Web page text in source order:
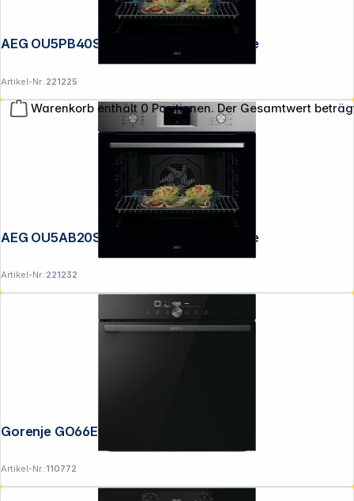
Warenkorb enthält 0 Positionen. Der Gesamtwert
AEG OU5PB40SM Backofen mit Pyrolyse
Artikel-Nr.:221225
AEG OU5AB20SM Backofen mit Pyrolyse
Artikel-Nr.:221232
Gorenje GO66E PIZZA 350C
Artikel-Nr.:110772
**EVP = Empfohlener Verkaufspreis des Herstellers /
Lieferanten zzgl. 19% Mwst.
Alle Preise exkl. gesetzl. Mehrwertsteuer zzgl.
Versandkosten